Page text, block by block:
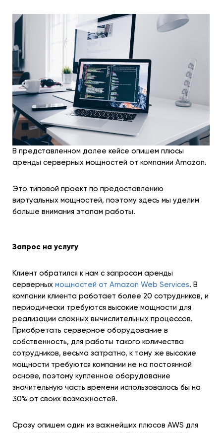
В представленном далее кейсе опишем плюсы
аренды серверных мощностей от компании Amazon.
Это типовой проект по предоставлению
виртуальных мощностей, поэтому здесь мы уделим
больше внимания этапам работы.
Запрос на услугу
Клиент обратился к нам с запросом аренды
серверных мощностей от Amazon Web Services. В
компании клиента работает более 20 сотрудников, и
периодически требуются высокие мощности для
реализации сложных вычислительных процессов.
Приобретать серверное оборудование в
собственность, для работы такого количества
сотрудников, весьма затратно, к тому же высокие
мощности требуются компании не на постоянной
основе, поэтому купленное оборудование
значительную часть времени использовалось бы на
30% от своих возможностей.
Сразу опишем один из важнейших плюсов AWS для